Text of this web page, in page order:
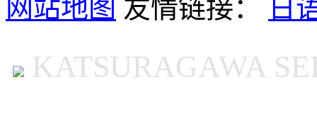
网站地图 友情链接： 日
KATSURAGAWA